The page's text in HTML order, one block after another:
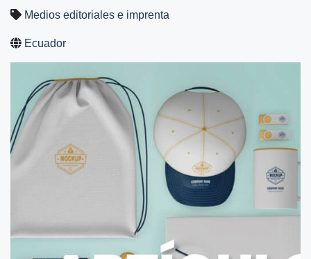
Medios editoriales e imprenta
Ecuador